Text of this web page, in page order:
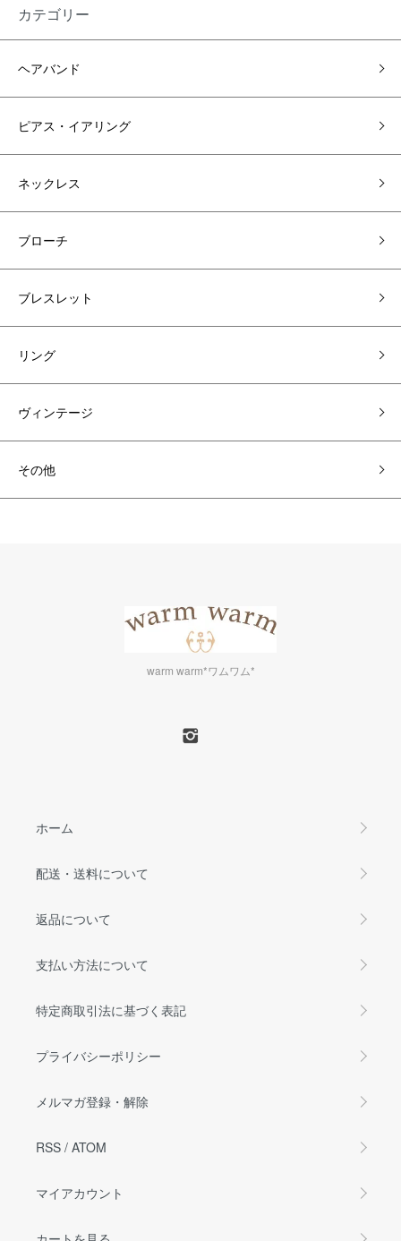
カテゴリー
ヘアバンド
ピアス・イアリング
ネックレス
ブローチ
ブレスレット
リング
ヴィンテージ
その他
warm warm*ワムワム*
ホーム
配送・送料について
返品について
支払い方法について
特定商取引法に基づく表記
プライバシーポリシー
メルマガ登録・解除
RSS / ATOM
マイアカウント